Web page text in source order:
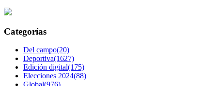
Categorías
Del campo(20)
Deportiva(1627)
Edición digital(175)
Elecciones 2024(88)